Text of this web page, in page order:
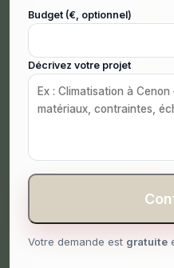
Budget (€, optionnel)
Décrivez votre projet
Votre demande est gratuite